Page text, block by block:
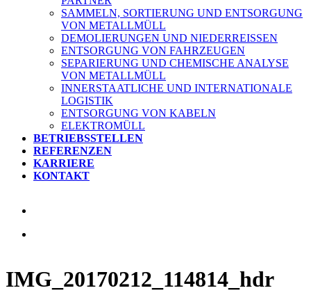
SAMMELN, SORTIERUNG UND ENTSORGUNG
VON METALLMÜLL
DEMOLIERUNGEN UND NIEDERREISSEN
ENTSORGUNG VON FAHRZEUGEN
SEPARIERUNG UND CHEMISCHE ANALYSE
VON METALLMÜLL
INNERSTAATLICHE UND INTERNATIONALE
LOGISTIK
ENTSORGUNG VON KABELN
ELEKTROMÜLL
BETRIEBSSTELLEN
REFERENZEN
KARRIERE
KONTAKT
IMG_20170212_114814_hdr